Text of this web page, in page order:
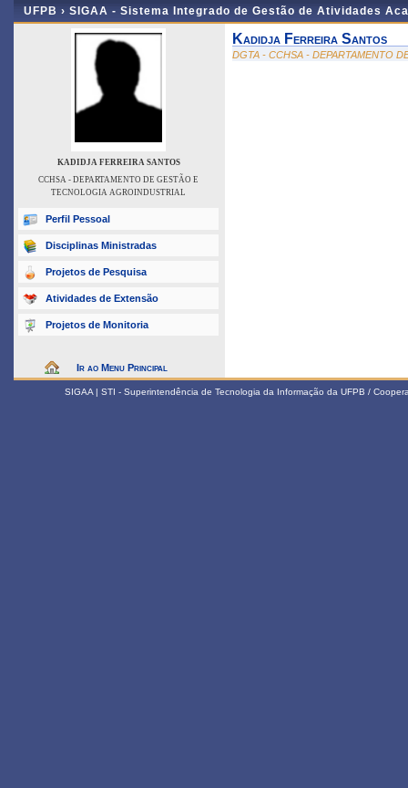
UFPB › SIGAA - Sistema Integrado de Gestão de Atividades
KADIDJA FERREIRA SANTOS
CCHSA - DEPARTAMENTO DE GESTÃO E
TECNOLOGIA AGROINDUSTRIAL
Perfil Pessoal
Disciplinas Ministradas
Projetos de Pesquisa
Atividades de Extensão
Projetos de Monitoria
Ir ao Menu Principal
Kadidja Ferreira Santos
DGTA - CCHSA - DEPARTAMENTO
SIGAA | STI - Superintendência de Tecnologia da Informação da UFPB /